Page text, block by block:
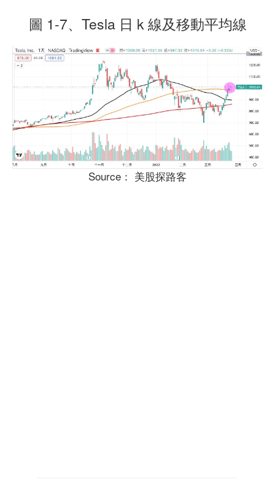
圖 1-7、Tesla 日 k 線及移動平均線
Source： 美股探路客